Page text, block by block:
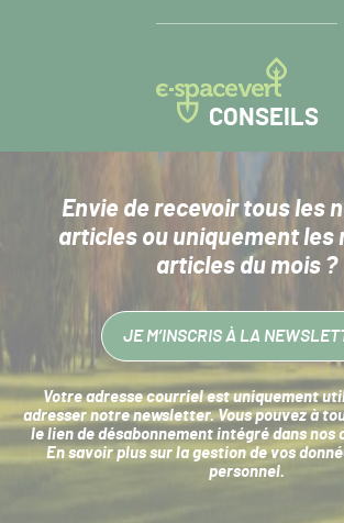
CONSEILS
Envie de recevoir tous les
articlesou uniquement les
articles du mois ?
JE M’INSCRIS À LA
Votre adresse courriel est uniquement
adresser notre newsletter. Vous pouvez à
le lien de désabonnement intégré dans nos
En savoir plus sur la gestion de vos
personnel.